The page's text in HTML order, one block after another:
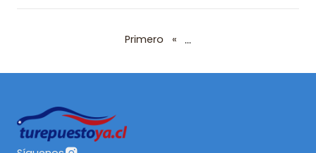
Primero « ...